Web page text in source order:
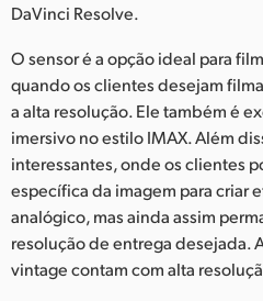
DaVinci Resolve.
O sensor é a opção ideal para
quando os clientes desejam
a alta resolução. Ele também é
imersivo no estilo IMAX. Além
interessantes, onde os clientes
específica da imagem para criar
analógico, mas ainda assim
resolução de entrega desejada.
vintage contam com alta